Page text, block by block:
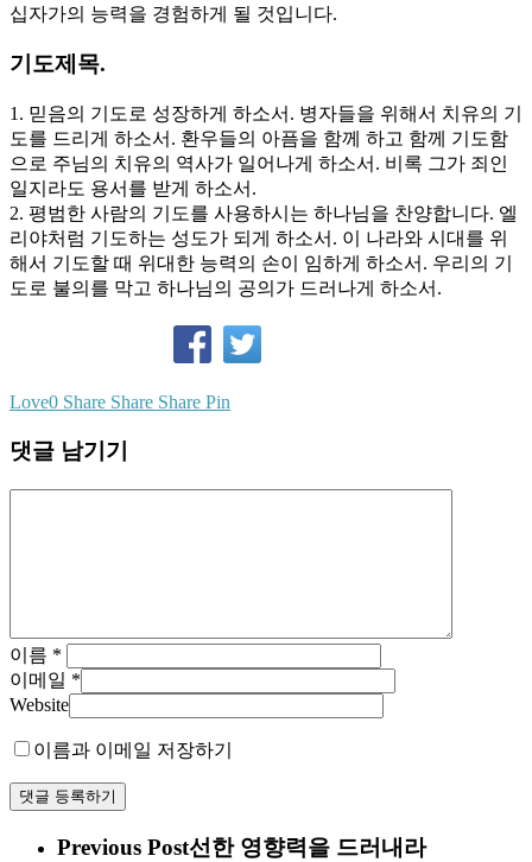
십자가의 능력을 경험하게 될 것입니다.
기도제목.
1. 믿음의 기도로 성장하게 하소서. 병자들을 위해서 치유의 기
도를 드리게 하소서. 환우들의 아픔을 함께 하고 함께 기도함
으로 주님의 치유의 역사가 일어나게 하소서. 비록 그가 죄인
일지라도 용서를 받게 하소서.
2. 평범한 사람의 기도를 사용하시는 하나님을 찬양합니다. 엘
리야처럼 기도하는 성도가 되게 하소서. 이 나라와 시대를 위
해서 기도할 때 위대한 능력의 손이 임하게 하소서. 우리의 기
도로 불의를 막고 하나님의 공의가 드러나게 하소서.
Love0 Share Share Share Pin
댓글 남기기
이름 *
이메일 *
Website
이름과 이메일 저장하기
Previous Post선한 영향력을 드러내라